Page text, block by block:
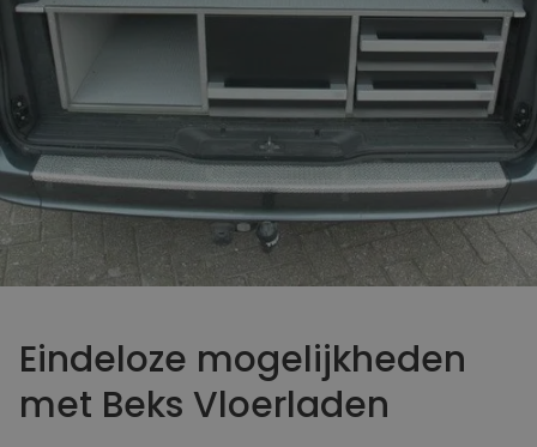
Eindeloze mogelijkheden
met Beks Vloerladen